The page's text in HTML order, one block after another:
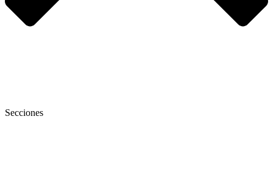
Secciones